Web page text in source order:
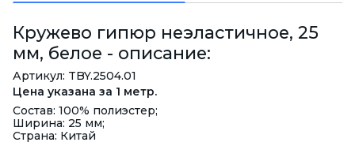
Кружево гипюр неэластичное, 25
мм, белое - описание:
Артикул: TBY.2504.01
Цена указана за 1 метр.
Состав: 100% полиэстер;
Ширина: 25 мм;
Страна: Китай